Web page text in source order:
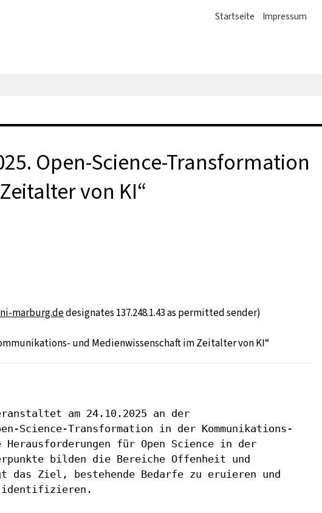
Startseite Impressum
Open-Science-Transformation
von KI“
marburg.dedesignates 137.248.1.43 as permitted sender)
und Medienwissenschaft im Zeitalter von KI“
am 24.10.2025 an der
Science-Transformation in der Kommunikations-
Herausforderungen für Open Science in der
bilden die Bereiche Offenheit und
das Ziel,
bestehende Bedarfe zu eruieren und
identifizieren.